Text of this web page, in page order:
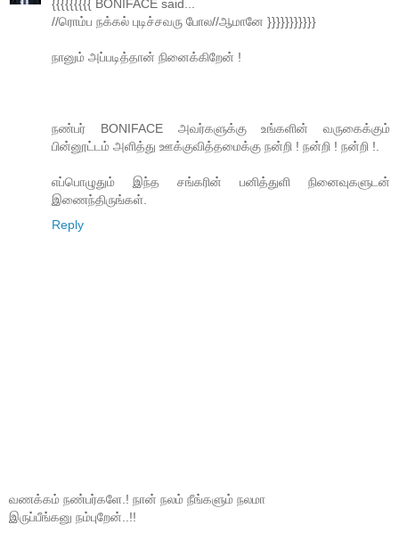
{{{{{{{{{ BONIFACE said...
//ரொம்ப நக்கல் புடிச்சவரு போல//ஆமானே }}}}}}}}}}}
நானும் அப்படித்தான் நினைக்கிறேன் !
நண்பர் BONIFACE அவர்களுக்கு உங்களின் வருகைக்கும்
பின்னூட்டம் அளித்து ஊக்குவித்தமைக்கு நன்றி ! நன்றி ! நன்றி !.
எப்பொழுதும் இந்த சங்கரின் பனித்துளி நினைவுகளுடன்
இணைந்திருங்கள்.
Reply
வணக்கம் நண்பர்களே.! நான் நலம் நீங்களும் நலமா
இருப்பீங்கனு நம்புறேன்..!!